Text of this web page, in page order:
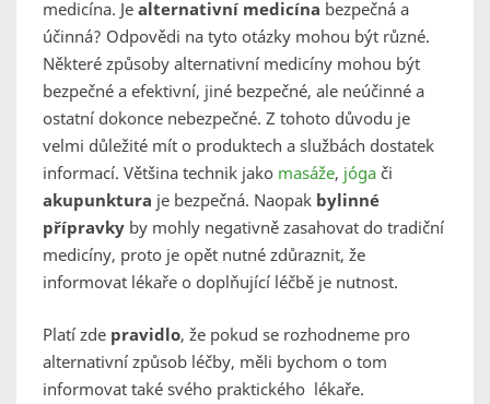
medicína. Je alternativní medicína bezpečná a
účinná? Odpovědi na tyto otázky mohou být různé.
Některé způsoby alternativní medicíny mohou být
bezpečné a efektivní, jiné bezpečné, ale neúčinné a
ostatní dokonce nebezpečné. Z tohoto důvodu je
velmi důležité mít o produktech a službách dostatek
informací. Většina technik jako masáže, jóga či
akupunktura je bezpečná. Naopak bylinné
přípravky by mohly negativně zasahovat do tradiční
medicíny, proto je opět nutné zdůraznit, že
informovat lékaře o doplňující léčbě je nutnost.
Platí zde pravidlo, že pokud se rozhodneme pro
alternativní způsob léčby, měli bychom o tom
informovat také svého praktického lékaře.